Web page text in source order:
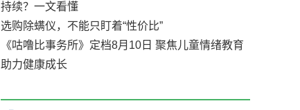
持续？一文看懂
选购除螨仪，不能只盯着“性价比”
《咕噜比事务所》定档8月10日 聚焦儿童情绪教育
助力健康成长